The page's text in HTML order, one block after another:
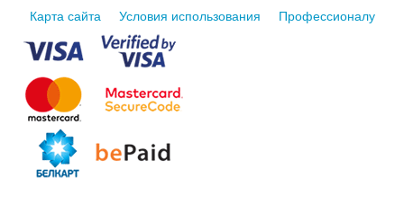
Карта сайта Условия использования Профессионалу